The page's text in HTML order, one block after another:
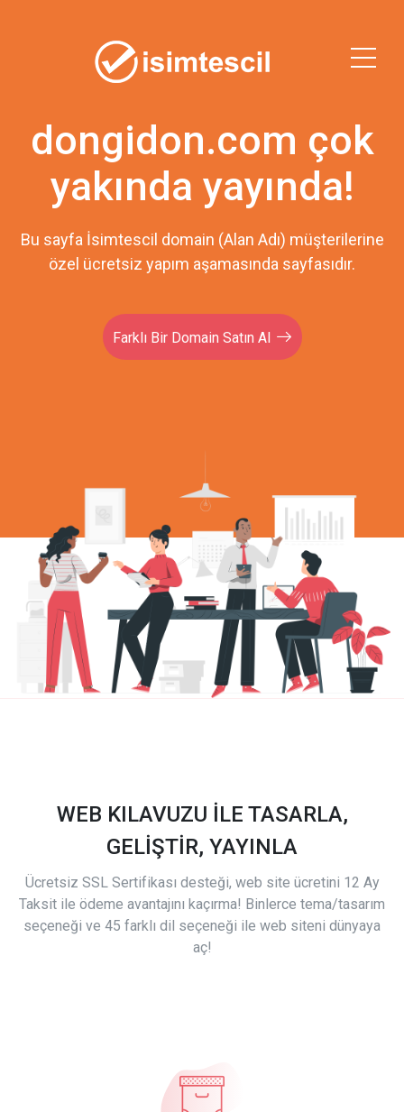
dongidon.com çok
yakında yayında!
Bu sayfa İsimtescil domain (Alan Adı) müşterilerine
özel ücretsiz yapım aşamasında sayfasıdır.
Farklı Bir Domain Satın Al
WEB KILAVUZU İLE TASARLA,
GELİŞTİR, YAYINLA
Ücretsiz SSL Sertifikası desteği, web site ücretini 12 Ay
Taksit ile ödeme avantajını kaçırma! Binlerce tema/tasarım
seçeneği ve 45 farklı dil seçeneği ile web siteni dünyaya
aç!